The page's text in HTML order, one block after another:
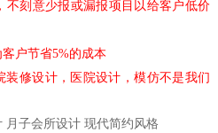
不刻意少报或漏报项目以给客户低价
户节省5%的成本
装修设计，医院设计，模仿不是我们
月子会所设计 现代简约风格